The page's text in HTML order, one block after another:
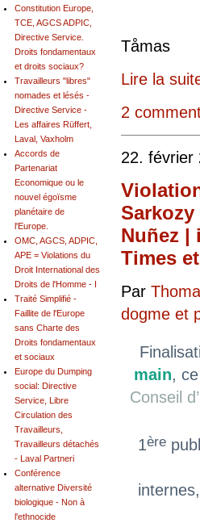
Lire la
2
22. février
Nuñez |
Times
Par
dogme et
main,
Conseil
1ère
Constitution Europe,
TCE, AGCS ADPIC,
Directive Service.
Droits fondamentaux
et droits sociaux?
Travailleurs "libres"
nomades et lésés -
Directive Service -
Les affaires Rüffert,
Laval, Vaxholm
Accords de
Partenariat
Economique ou le
nouvel égoïsme
planétaire de
l'Europe.
OMC, AGCS, ADPIC,
APE = Violations du
Droit International des
Droits de l'Homme - I
Traité Simplifié -
Faillite de l'Europe
sans Charte des
Droits fondamentaux
et sociaux
Europe du Dumping
social: Directive
Service, Libre
Circulation des
Travailleurs,
Travailleurs détachés
- Laval Partneri
Conférence
alternative Diversité
biologique - Non à
l'ethnocide